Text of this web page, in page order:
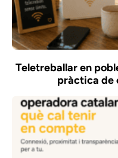
Teletreballar en
pràctica de